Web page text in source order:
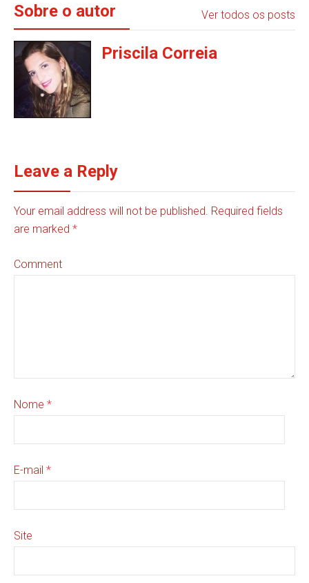
Sobre o autor Ver todos os posts
Priscila Correia
Leave a Reply
Your email address will not be published. Required fields
are marked *
Comment
Nome *
E-mail *
Site